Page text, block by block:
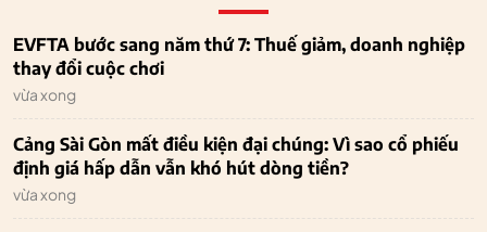
EVFTA bước sang năm thứ 7: Thuế giảm, doanh nghiệp
thay đổi cuộc chơi
vừa xong
Cảng Sài Gòn mất điều kiện đại chúng: Vì sao cổ phiếu
định giá hấp dẫn vẫn khó hút dòng tiền?
vừa xong